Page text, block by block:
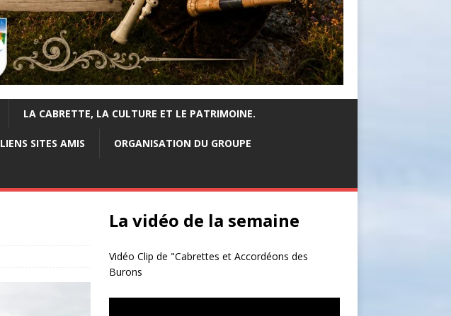
LA CABRETTE, LA CULTURE ET LE PATRIMOINE.
LIENS SITES AMIS ORGANISATION DU GROUPE
La vidéo de la semaine
Vidéo Clip de "Cabrettes et Accordéons des
Burons